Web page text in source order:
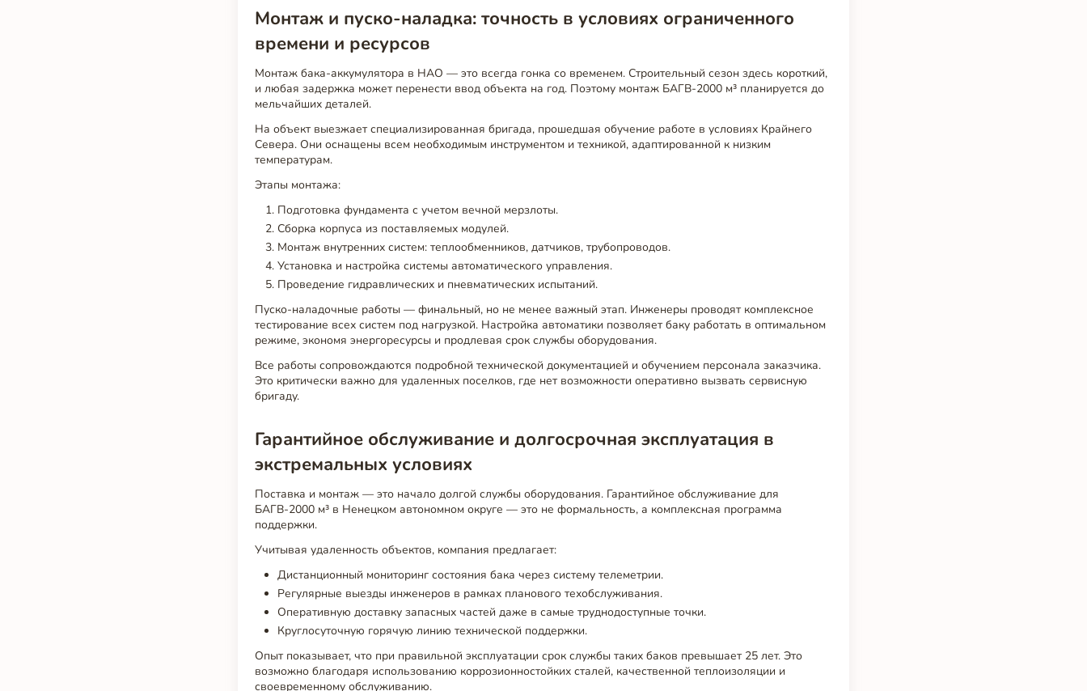
Монтаж и пуско-наладка: точность в условиях ограниченного
времени и ресурсов
Монтаж бака-аккумулятора в НАО — это всегда гонка со временем. Строительный сезон здесь короткий,
и любая задержка может перенести ввод объекта на год. Поэтому монтаж БАГВ-2000 м³ планируется до
мельчайших деталей.
На объект выезжает специализированная бригада, прошедшая обучение работе в условиях Крайнего
Севера. Они оснащены всем необходимым инструментом и техникой, адаптированной к низким
температурам.
Этапы монтажа:
Подготовка фундамента с учетом вечной мерзлоты.
Сборка корпуса из поставляемых модулей.
Монтаж внутренних систем: теплообменников, датчиков, трубопроводов.
Установка и настройка системы автоматического управления.
Проведение гидравлических и пневматических испытаний.
Пуско-наладочные работы — финальный, но не менее важный этап. Инженеры проводят комплексное
тестирование всех систем под нагрузкой. Настройка автоматики позволяет баку работать в оптимальном
режиме, экономя энергоресурсы и продлевая срок службы оборудования.
Все работы сопровождаются подробной технической документацией и обучением персонала заказчика.
Это критически важно для удаленных поселков, где нет возможности оперативно вызвать сервисную
бригаду.
Гарантийное обслуживание и долгосрочная эксплуатация в
экстремальных условиях
Поставка и монтаж — это начало долгой службы оборудования. Гарантийное обслуживание для
БАГВ-2000 м³ в Ненецком автономном округе — это не формальность, а комплексная программа
поддержки.
Учитывая удаленность объектов, компания предлагает:
Дистанционный мониторинг состояния бака через систему телеметрии.
Регулярные выезды инженеров в рамках планового техобслуживания.
Оперативную доставку запасных частей даже в самые труднодоступные точки.
Круглосуточную горячую линию технической поддержки.
Опыт показывает, что при правильной эксплуатации срок службы таких баков превышает 25 лет. Это
возможно благодаря использованию коррозионностойких сталей, качественной теплоизоляции и
своевременному обслуживанию.